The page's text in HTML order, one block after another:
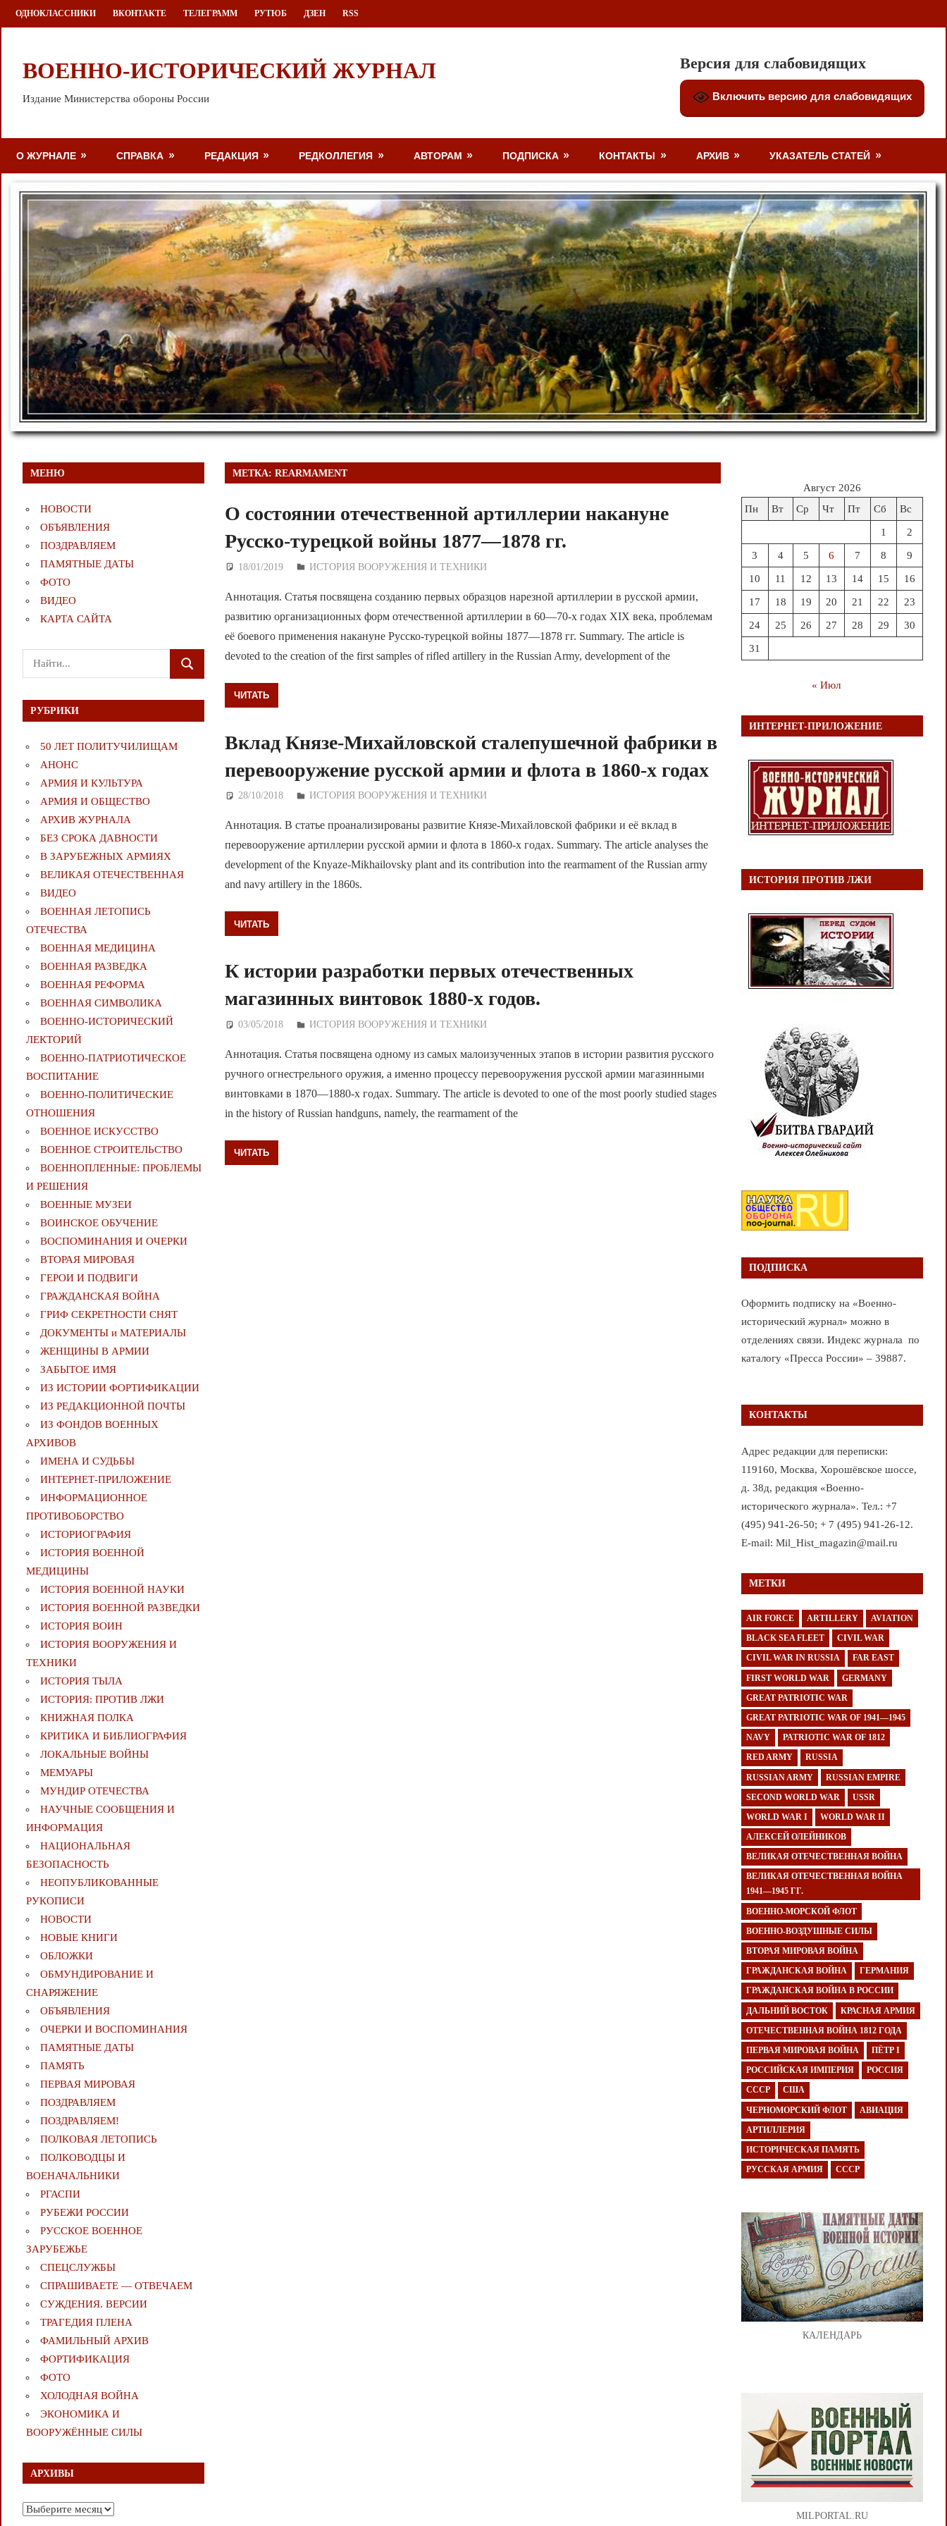
Перейти
к
ОДНОКЛАССНИКИ ВКОНТАКТЕ ТЕЛЕГРАММ РУТЮБ ДЗЕН RSS
ВОЕННО-ИСТОРИЧЕСКИЙ ЖУРНАЛ
Издание Министерства обороны России
Версия для слабовидящих
Включить версию для слабовидящих
О ЖУРНАЛЕ СПРАВКА РЕДАКЦИЯ РЕДКОЛЛЕГИЯ АВТОРАМ ПОДПИСКА КОНТАКТЫ АРХИВ УКАЗАТЕЛЬ СТАТЕЙ
МЕТКА:REARMAMENT
О состоянии отечественной артиллерии накануне
Русско-турецкой войны 1877—1878 гг.
18/01/2019 Дежурный по Редакции
ИСТОРИЯ ВООРУЖЕНИЯ И ТЕХНИКИ
Аннотация. Статья посвящена созданию первых образцов нарезной артиллерии в русской армии,
развитию организационных форм отечественной артиллерии в 60—70-х годах XIX века, проблемам
её боевого применения накануне Русско-турецкой войны 1877—1878 гг. Summary. The article is
devoted to the creation of the first samples of rifled artillery in the Russian Army, development of the
ЧИТАТЬ
Вклад Князе-Михайловской сталепушечной фабрики в
перевооружение русской армии и флота в 1860-х годах
28/10/2018 Дежурный по Редакции
ИСТОРИЯ ВООРУЖЕНИЯ И ТЕХНИКИ
Аннотация. В статье проанализированы развитие Князе-Михайловской фабрики и её вклад в
перевооружение артиллерии русской армии и флота в 1860-х годах. Summary. The article analyses the
development of the Knyaze-Mikhailovsky plant and its contribution into the rearmament of the Russian army
and navy artillery in the 1860s.
ЧИТАТЬ
К истории разработки первых отечественных
магазинных винтовок 1880-х годов.
03/05/2018 Дежурный по Редакции
ИСТОРИЯ ВООРУЖЕНИЯ И ТЕХНИКИ
Аннотация. Статья посвящена одному из самых малоизученных этапов в истории развития русского
ручного огнестрельного оружия, а именно процессу перевооружения русской армии магазинными
винтовками в 1870—1880-х годах. Summary. The article is devoted to one of the most poorly studied stages
in the history of Russian handguns, namely, the rearmament of the
ЧИТАТЬ
МЕНЮ
НОВОСТИ
ОБЪЯВЛЕНИЯ
ПОЗДРАВЛЯЕМ
ПАМЯТНЫЕ ДАТЫ
ФОТО
ВИДЕО
КАРТА САЙТА
Поиск
для:
ПОИСК
РУБРИКИ
50 ЛЕТ ПОЛИТУЧИЛИЩАМ
АНОНС
АРМИЯ И КУЛЬТУРА
АРМИЯ И ОБЩЕСТВО
АРХИВ ЖУРНАЛА
БЕЗ СРОКА ДАВНОСТИ
В ЗАРУБЕЖНЫХ АРМИЯХ
ВЕЛИКАЯ ОТЕЧЕСТВЕННАЯ
ВИДЕО
ВОЕННАЯ ЛЕТОПИСЬ
ОТЕЧЕСТВА
ВОЕННАЯ МЕДИЦИНА
ВОЕННАЯ РАЗВЕДКА
ВОЕННАЯ РЕФОРМА
ВОЕННАЯ СИМВОЛИКА
ВОЕННО-ИСТОРИЧЕСКИЙ
ЛЕКТОРИЙ
ВОЕННО-ПАТРИОТИЧЕСКОЕ
ВОСПИТАНИЕ
ВОЕННО-ПОЛИТИЧЕСКИE
ОТНОШЕНИЯ
ВОЕННОЕ ИСКУССТВО
ВОЕННОЕ СТРОИТЕЛЬСТВО
ВОЕННОПЛЕННЫЕ: ПРОБЛЕМЫ
И РЕШЕНИЯ
ВОЕННЫЕ МУЗЕИ
ВОИНСКОЕ ОБУЧЕНИЕ
ВОСПОМИНАНИЯ И ОЧЕРКИ
ВТОРАЯ МИРОВАЯ
ГЕРОИ И ПОДВИГИ
ГРАЖДАНСКАЯ ВОЙНА
ГРИФ СЕКРЕТНОСТИ СНЯТ
ДОКУМЕНТЫ и МАТЕРИАЛЫ
ЖЕНЩИНЫ В АРМИИ
ЗАБЫТОЕ ИМЯ
ИЗ ИСТОРИИ ФОРТИФИКАЦИИ
ИЗ РЕДАКЦИОННОЙ ПОЧТЫ
ИЗ ФОНДОВ ВОЕННЫХ
АРХИВОВ
ИМЕНА И СУДЬБЫ
ИНТЕРНЕТ-ПРИЛОЖЕНИЕ
ИНФОРМАЦИОННОЕ
ПРОТИВОБОРСТВО
ИСТОРИОГРАФИЯ
ИСТОРИЯ ВОЕННОЙ
МЕДИЦИНЫ
ИСТОРИЯ ВОЕННОЙ НАУКИ
ИСТОРИЯ ВОЕННОЙ РАЗВЕДКИ
ИСТОРИЯ ВОИН
ИСТОРИЯ ВООРУЖЕНИЯ И
ТЕХНИКИ
ИСТОРИЯ ТЫЛА
ИСТОРИЯ: ПРОТИВ ЛЖИ
КНИЖНАЯ ПОЛКА
КРИТИКА И БИБЛИОГРАФИЯ
ЛОКАЛЬНЫЕ ВОЙНЫ
МЕМУАРЫ
МУНДИР ОТЕЧЕСТВА
НАУЧНЫЕ СООБЩЕНИЯ И
ИНФОРМАЦИЯ
НАЦИОНАЛЬНАЯ
БЕЗОПАСНОСТЬ
НЕОПУБЛИКОВАННЫЕ
РУКОПИСИ
НОВОСТИ
НОВЫЕ КНИГИ
ОБЛОЖКИ
ОБМУНДИРОВАНИЕ И
СНАРЯЖЕНИЕ
ОБЪЯВЛЕНИЯ
ОЧЕРКИ И ВОСПОМИНАНИЯ
ПАМЯТНЫЕ ДАТЫ
ПАМЯТЬ
ПЕРВАЯ МИРОВАЯ
ПОЗДРАВЛЯЕМ
ПОЗДРАВЛЯЕМ!
ПОЛКОВАЯ ЛЕТОПИСЬ
ПОЛКОВОДЦЫ И
ВОЕНАЧАЛЬНИКИ
РГАСПИ
РУБЕЖИ РОССИИ
РУССКОЕ ВОЕННОЕ
ЗАРУБЕЖЬЕ
СПЕЦСЛУЖБЫ
СПРАШИВАЕТЕ — ОТВЕЧАЕМ
СУЖДЕНИЯ. ВЕРСИИ
ТРАГЕДИЯ ПЛЕНА
ФАМИЛЬНЫЙ АРХИВ
ФОРТИФИКАЦИЯ
ФОТО
ХОЛОДНАЯ ВОЙНА
ЭКОНОМИКА И
ВООРУЖЁННЫЕ СИЛЫ
АРХИВЫ
Архивы
Август 2026
Пн
Вт Ср Чт Пт Сб Вс
1 2
3 4 5 6 7 8 9
10 11 12 13 14 15 16
17 18 19 20 21 22 23
24 25 26 27 28 29 30
31
« Июл
ИНТЕРНЕТ-ПРИЛОЖЕНИЕ
ИСТОРИЯ ПРОТИВ ЛЖИ
ПОДПИСКА
Оформить подписку на «Военно-
исторический журнал» можно в
отделениях связи. Индекс журнала по
каталогу «Пресса России» – 39887.
КОНТАКТЫ
Адрес редакции для переписки:
119160, Москва, Хорошёвское шоссе,
д. 38д, редакция «Военно-
исторического журнала». Тел.: +7
(495) 941-26-50; + 7 (495) 941-26-12.
E-mail: Mil_Hist_magazin@mail.ru
МЕТКИ
AIR FORCE ARTILLERY AVIATION
BLACK SEA FLEET CIVIL WAR
CIVIL WAR IN RUSSIA FAR EAST
FIRST WORLD WAR GERMANY
GREAT PATRIOTIC WAR
GREAT PATRIOTIC WAR OF 1941—1945
NAVY PATRIOTIC WAR OF 1812
RED ARMY RUSSIA
RUSSIAN ARMY RUSSIAN EMPIRE
SECOND WORLD WAR USSR
WORLD WAR I WORLD WAR II
АЛЕКСЕЙ ОЛЕЙНИКОВ
ВЕЛИКАЯ ОТЕЧЕСТВЕННАЯ ВОЙНА
ВЕЛИКАЯ ОТЕЧЕСТВЕННАЯ ВОЙНА
1941—1945 ГГ.
ВОЕННО-МОРСКОЙ ФЛОТ
ВОЕННО-ВОЗДУШНЫЕ СИЛЫ
ВТОРАЯ МИРОВАЯ ВОЙНА
ГРАЖДАНСКАЯ ВОЙНА ГЕРМАНИЯ
ГРАЖДАНСКАЯ ВОЙНА В РОССИИ
ДАЛЬНИЙ ВОСТОК КРАСНАЯ АРМИЯ
ОТЕЧЕСТВЕННАЯ ВОЙНА 1812 ГОДА
ПЕРВАЯ МИРОВАЯ ВОЙНА ПЁТР I
РОССИЙСКАЯ ИМПЕРИЯ РОССИЯ
СССР США
ЧЕРНОМОРСКИЙ ФЛОТ АВИАЦИЯ
АРТИЛЛЕРИЯ
ИСТОРИЧЕСКАЯ ПАМЯТЬ
РУССКАЯ АРМИЯ СССР
КАЛЕНДАРЬ
MILPORTAL.RU